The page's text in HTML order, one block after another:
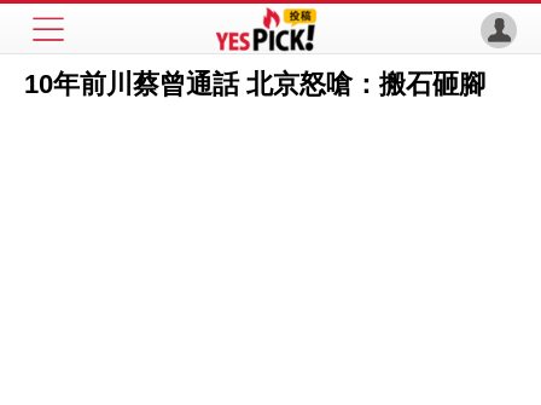
10年前川蔡曾通話 北京怒嗆：搬石砸腳